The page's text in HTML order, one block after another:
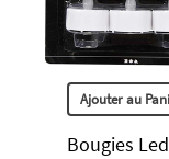
Ajouter au
Bougies